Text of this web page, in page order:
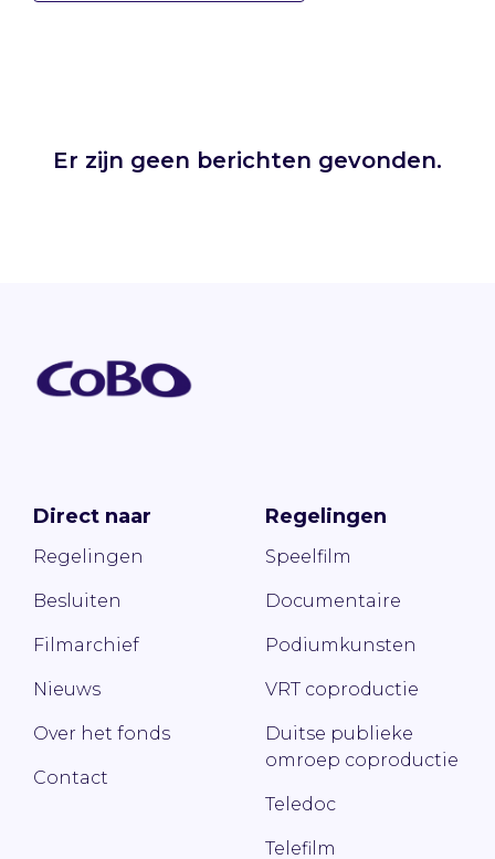
Er zijn geen berichten gevonden.
Direct naar
Regelingen
Besluiten
Filmarchief
Nieuws
Over het fonds
Contact
Regelingen
Speelfilm
Documentaire
Podiumkunsten
VRT coproductie
Duitse publieke
omroep coproductie
Teledoc
Telefilm